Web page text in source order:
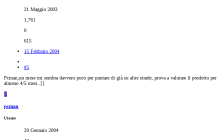
21 Maggio 2003
1,761
0
615
15 Febbraio 2004
#5
Pcman,un mese mi sembra davvero poco per puntare di già su altre strade, prova a valutare il prodotto per
almeno 4/5 mesi..[]
P
pcman
Utente
29 Gennaio 2004